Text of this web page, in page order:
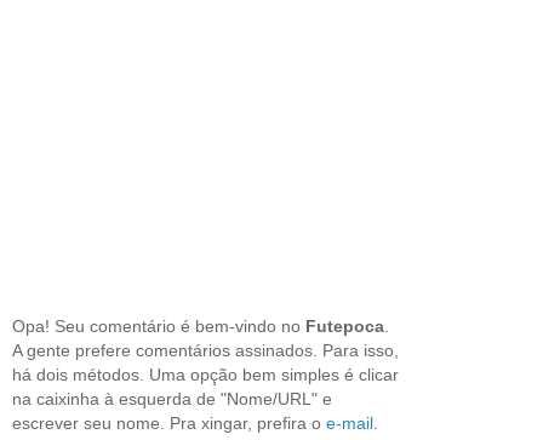
Opa! Seu comentário é bem-vindo no Futepoca
A gente prefere comentários assinados. Para isso,
há dois métodos. Uma opção bem simples é clicar
na caixinha à esquerda de "Nome/URL" e
escrever seu nome. Pra xingar, prefira o e-mail